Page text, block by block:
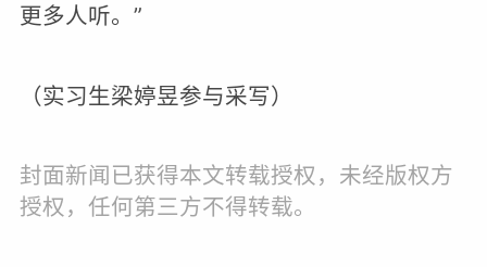
更多人听。”
（实习生梁婷昱参与采写）
封面新闻已获得本文转载授权，未经版权方
授权，任何第三方不得转载。